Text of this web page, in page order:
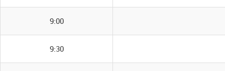
9:00
9:30